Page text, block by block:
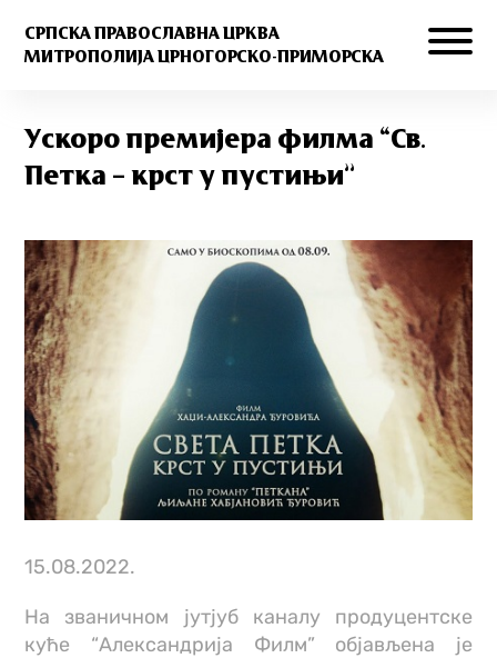
СРПСКА ПРАВОСЛАВНА ЦРКВА
МИТРОПОЛИЈА ЦРНОГОРСКО-ПРИМОРСКА
Ускоро премијера филма “Св.
Петка – крст у пустињи”
15.08.2022.
На званичном јутјуб каналу продуцентске
куће “Александрија Филм” објављена је